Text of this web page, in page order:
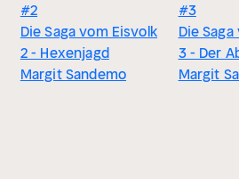
#2
Die Saga vom Eisvolk
2 - Hexenjagd
Margit Sandemo
#3
Die
3 - Der
Margit